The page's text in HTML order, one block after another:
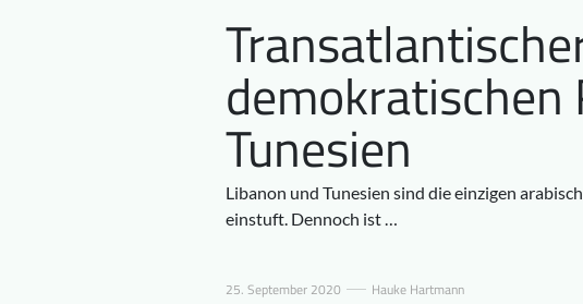
Tunesien
Libanon und Tunesien sind die einzigen
einstuft. Dennoch ist …
25. September 2020 Hauke Hartmann